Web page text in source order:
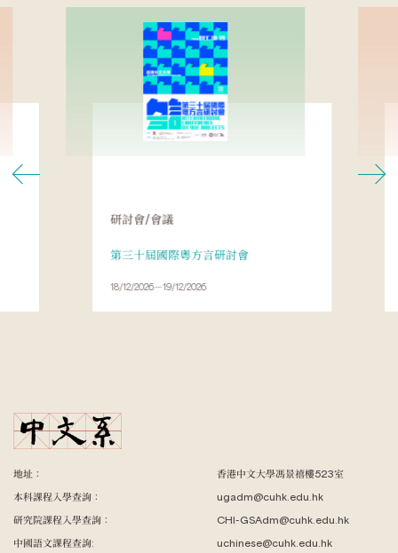
研討會/會議
第三十屆國際粵方言研討會
18/12/2026－19/12/2026
地址：
香港中文大學馮景禧樓523室
本科課程入學查詢：
ugadm@cuhk.edu.hk
研究院課程入學查詢：
CHI-GSAdm@cuhk.edu.hk
中國語文課程查詢:
uchinese@cuhk.edu.hk